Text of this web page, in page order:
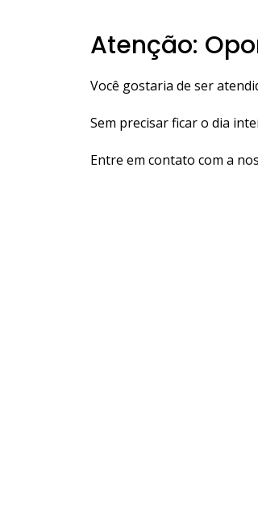
Atenção:
Você gostaria de ser
Sem precisar ficar o dia
Entre em contato com a